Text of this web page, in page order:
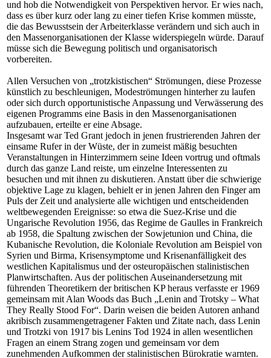
und hob die Notwendigkeit von Perspektiven hervor. Er wies nach,
dass es über kurz oder lang zu einer tiefen Krise kommen müsste,
die das Bewusstsein der Arbeiterklasse verändern und sich auch in
den Massenorganisationen der Klasse widerspiegeln würde. Darauf
müsse sich die Bewegung politisch und organisatorisch
vorbereiten.
Allen Versuchen von „trotzkistischen“ Strömungen, diese Prozesse
künstlich zu beschleunigen, Modeströmungen hinterher zu laufen
oder sich durch opportunistische Anpassung und Verwässerung des
eigenen Programms eine Basis in den Massenorganisationen
aufzubauen, erteilte er eine Absage.
Insgesamt war Ted Grant jedoch in jenen frustrierenden Jahren der
einsame Rufer in der Wüste, der in zumeist mäßig besuchten
Veranstaltungen in Hinterzimmern seine Ideen vortrug und oftmals
durch das ganze Land reiste, um einzelne Interessenten zu
besuchen und mit ihnen zu diskutieren. Anstatt über die schwierige
objektive Lage zu klagen, behielt er in jenen Jahren den Finger am
Puls der Zeit und analysierte alle wichtigen und entscheidenden
weltbewegenden Ereignisse: so etwa die Suez-Krise und die
Ungarische Revolution 1956, das Regime de Gaulles in Frankreich
ab 1958, die Spaltung zwischen der Sowjetunion und China, die
Kubanische Revolution, die Koloniale Revolution am Beispiel von
Syrien und Birma, Krisensymptome und Krisenanfälligkeit des
westlichen Kapitalismus und der osteuropäischen stalinistischen
Planwirtschaften. Aus der politischen Auseinandersetzung mit
führenden Theoretikern der britischen KP heraus verfasste er 1969
gemeinsam mit Alan Woods das Buch „Lenin and Trotsky – What
They Really Stood For“. Darin weisen die beiden Autoren anhand
akribisch zusammengetragener Fakten und Zitate nach, dass Lenin
und Trotzki von 1917 bis Lenins Tod 1924 in allen wesentlichen
Fragen an einem Strang zogen und gemeinsam vor dem
zunehmenden Aufkommen der stalinistischen Bürokratie warnten.